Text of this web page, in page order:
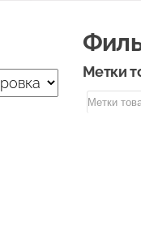
Метки